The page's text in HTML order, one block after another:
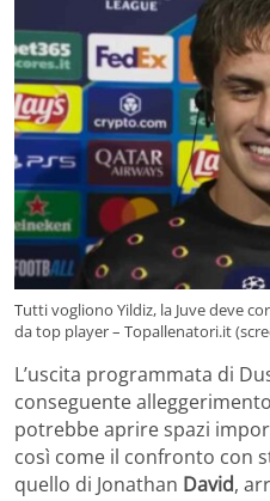
Tutti vogliono Yildiz, la Juve deve
da top player – Topallenatori.it
L’uscita programmata di
conseguente
potrebbe aprire spazi
così come il confronto con
quello di Jonathan David,